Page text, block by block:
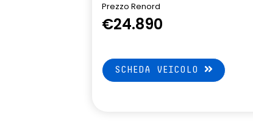
Prezzo Renord
€24.890
SCHEDA VEICOLO